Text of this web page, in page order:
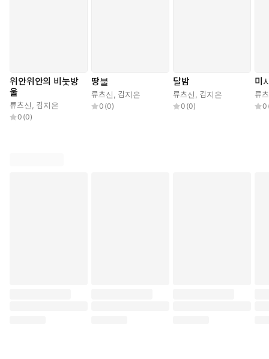
위안위안의 비눗방
울
류츠신 김지은
0 (0)
땅불
류츠신 김지은
0 (0)
달밤
류츠신 김지은
0 (0)
미
류
0